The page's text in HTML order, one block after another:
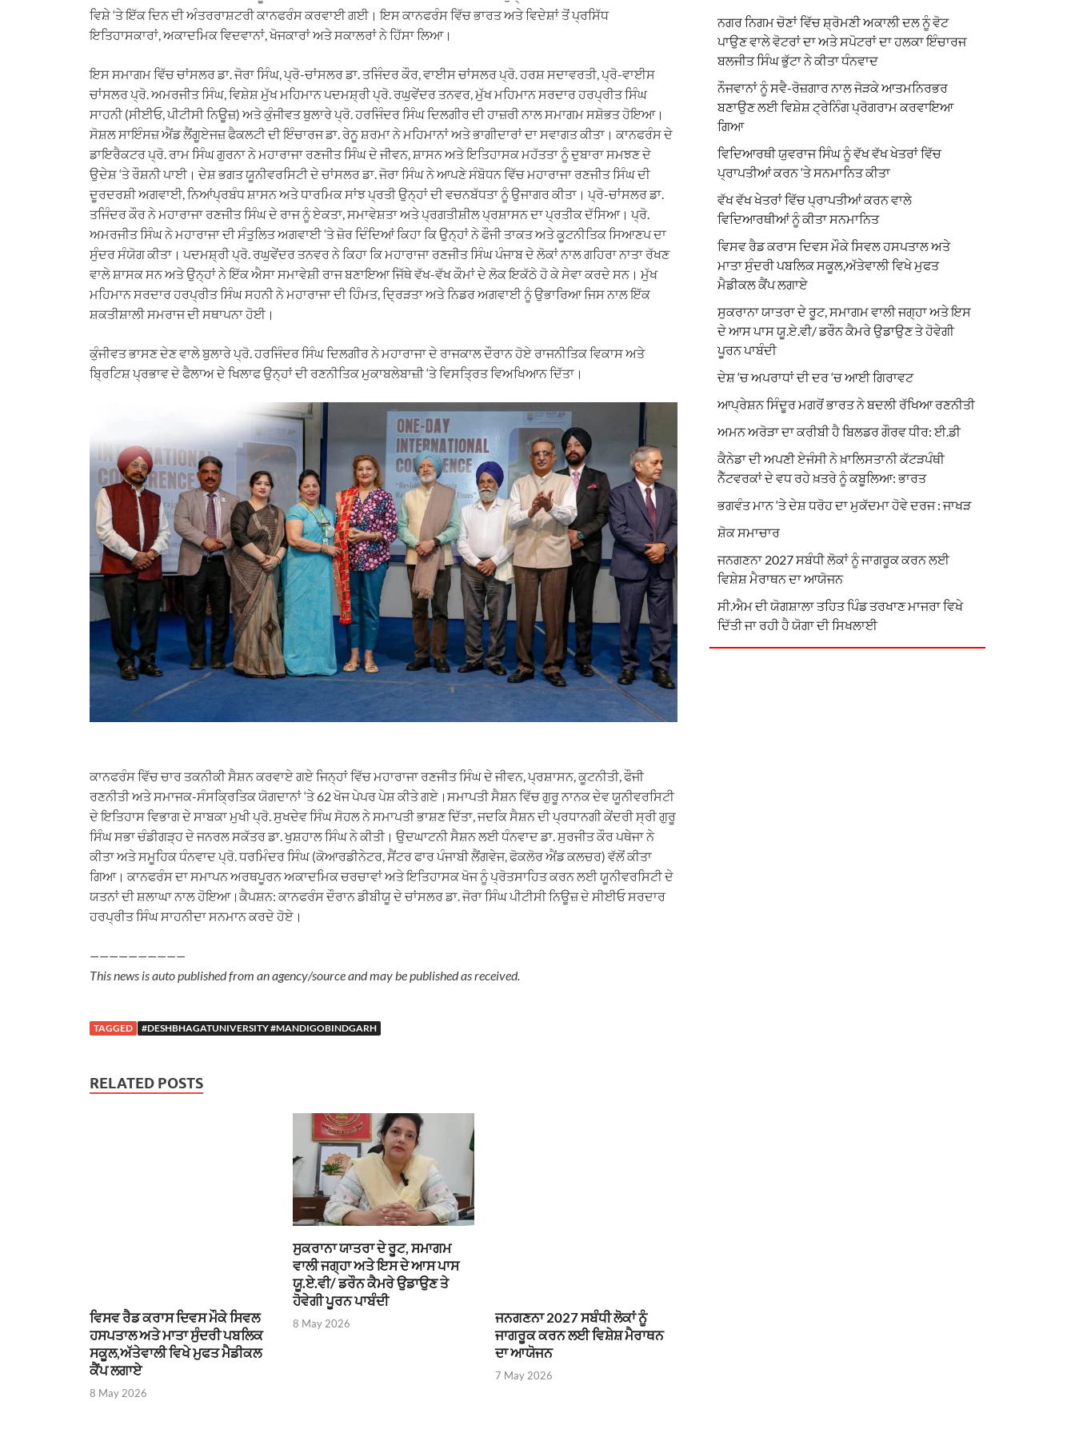
ਵਿਸ਼ੇ ‘ਤੇ ਇੱਕ ਦਿਨ ਦੀ ਅੰਤਰਰਾਸ਼ਟਰੀ ਕਾਨਫਰੰਸ ਕਰਵਾਈ ਗਈ। ਇਸ ਕਾਨਫਰੰਸ ਵਿੱਚ ਭਾਰਤ ਅਤੇ ਵਿਦੇਸ਼ਾਂ ਤੋਂ ਪ੍ਰਸਿੱਧ
ਇਤਿਹਾਸਕਾਰਾਂ, ਅਕਾਦਮਿਕ ਵਿਦਵਾਨਾਂ, ਖੋਜਕਾਰਾਂ ਅਤੇ ਸਕਾਲਰਾਂ ਨੇ ਹਿੱਸਾ ਲਿਆ।
ਇਸ ਸਮਾਗਮ ਵਿੱਚ ਚਾਂਸਲਰ ਡਾ. ਜੋਰਾ ਸਿੰਘ, ਪ੍ਰੋ-ਚਾਂਸਲਰ ਡਾ. ਤਜਿੰਦਰ ਕੌਰ, ਵਾਈਸ ਚਾਂਸਲਰ ਪ੍ਰੋ. ਹਰਸ਼ ਸਦਾਵਰਤੀ, ਪ੍ਰੋ-ਵਾਈਸ
ਚਾਂਸਲਰ ਪ੍ਰੋ. ਅਮਰਜੀਤ ਸਿੰਘ, ਵਿਸ਼ੇਸ਼ ਮੁੱਖ ਮਹਿਮਾਨ ਪਦਮਸ਼੍ਰੀ ਪ੍ਰੋ. ਰਘੁਵੇਂਦਰ ਤਨਵਰ, ਮੁੱਖ ਮਹਿਮਾਨ ਸਰਦਾਰ ਹਰਪ੍ਰੀਤ ਸਿੰਘ
ਸਾਹਨੀ (ਸੀਈਓ, ਪੀਟੀਸੀ ਨਿਊਜ਼) ਅਤੇ ਕੁੰਜੀਵਤ ਬੁਲਾਰੇ ਪ੍ਰੋ. ਹਰਜਿੰਦਰ ਸਿੰਘ ਦਿਲਗੀਰ ਦੀ ਹਾਜ਼ਰੀ ਨਾਲ ਸਮਾਗਮ ਸਸ਼ੋਭਤ ਹੋਇਆ।
ਸੋਸ਼ਲ ਸਾਇੰਸਜ਼ ਐਂਡ ਲੈਂਗੂਏਜਜ਼ ਫੈਕਲਟੀ ਦੀ ਇੰਚਾਰਜ ਡਾ. ਰੇਨੂ ਸ਼ਰਮਾ ਨੇ ਮਹਿਮਾਨਾਂ ਅਤੇ ਭਾਗੀਦਾਰਾਂ ਦਾ ਸਵਾਗਤ ਕੀਤਾ। ਕਾਨਫਰੰਸ ਦੇ
ਡਾਇਰੈਕਟਰ ਪ੍ਰੋ. ਰਾਮ ਸਿੰਘ ਗੁਰਨਾ ਨੇ ਮਹਾਰਾਜਾ ਰਣਜੀਤ ਸਿੰਘ ਦੇ ਜੀਵਨ, ਸ਼ਾਸਨ ਅਤੇ ਇਤਿਹਾਸਕ ਮਹੱਤਤਾ ਨੂੰ ਦੁਬਾਰਾ ਸਮਝਣ ਦੇ
ਉਦੇਸ਼ ‘ਤੇ ਰੌਸ਼ਨੀ ਪਾਈ। ਦੇਸ਼ ਭਗਤ ਯੂਨੀਵਰਸਿਟੀ ਦੇ ਚਾਂਸਲਰ ਡਾ. ਜੋਰਾ ਸਿੰਘ ਨੇ ਆਪਣੇ ਸੰਬੋਧਨ ਵਿੱਚ ਮਹਾਰਾਜਾ ਰਣਜੀਤ ਸਿੰਘ ਦੀ
ਦੂਰਦਰਸ਼ੀ ਅਗਵਾਈ, ਨਿਆਂਪ੍ਰਬੰਧ ਸ਼ਾਸਨ ਅਤੇ ਧਾਰਮਿਕ ਸਾਂਝ ਪ੍ਰਤੀ ਉਨ੍ਹਾਂ ਦੀ ਵਚਨਬੱਧਤਾ ਨੂੰ ਉਜਾਗਰ ਕੀਤਾ। ਪ੍ਰੋ-ਚਾਂਸਲਰ ਡਾ.
ਤਜਿੰਦਰ ਕੌਰ ਨੇ ਮਹਾਰਾਜਾ ਰਣਜੀਤ ਸਿੰਘ ਦੇ ਰਾਜ ਨੂੰ ਏਕਤਾ, ਸਮਾਵੇਸ਼ਤਾ ਅਤੇ ਪ੍ਰਗਤੀਸ਼ੀਲ ਪ੍ਰਸ਼ਾਸਨ ਦਾ ਪ੍ਰਤੀਕ ਦੱਸਿਆ। ਪ੍ਰੋ.
ਅਮਰਜੀਤ ਸਿੰਘ ਨੇ ਮਹਾਰਾਜਾ ਦੀ ਸੰਤੁਲਿਤ ਅਗਵਾਈ ‘ਤੇ ਜ਼ੋਰ ਦਿੰਦਿਆਂ ਕਿਹਾ ਕਿ ਉਨ੍ਹਾਂ ਨੇ ਫੌਜੀ ਤਾਕਤ ਅਤੇ ਕੂਟਨੀਤਿਕ ਸਿਆਣਪ ਦਾ
ਸੁੰਦਰ ਸੰਯੋਗ ਕੀਤਾ। ਪਦਮਸ਼੍ਰੀ ਪ੍ਰੋ. ਰਘੁਵੇਂਦਰ ਤਨਵਰ ਨੇ ਕਿਹਾ ਕਿ ਮਹਾਰਾਜਾ ਰਣਜੀਤ ਸਿੰਘ ਪੰਜਾਬ ਦੇ ਲੋਕਾਂ ਨਾਲ ਗਹਿਰਾ ਨਾਤਾ ਰੱਖਣ
ਵਾਲੇ ਸ਼ਾਸਕ ਸਨ ਅਤੇ ਉਨ੍ਹਾਂ ਨੇ ਇੱਕ ਐਸਾ ਸਮਾਵੇਸ਼ੀ ਰਾਜ ਬਣਾਇਆ ਜਿੱਥੇ ਵੱਖ-ਵੱਖ ਕੌਮਾਂ ਦੇ ਲੋਕ ਇਕੱਠੇ ਹੋ ਕੇ ਸੇਵਾ ਕਰਦੇ ਸਨ। ਮੁੱਖ
ਮਹਿਮਾਨ ਸਰਦਾਰ ਹਰਪ੍ਰੀਤ ਸਿੰਘ ਸਹਨੀ ਨੇ ਮਹਾਰਾਜਾ ਦੀ ਹਿੰਮਤ, ਦ੍ਰਿੜਤਾ ਅਤੇ ਨਿਡਰ ਅਗਵਾਈ ਨੂੰ ਉਭਾਰਿਆ ਜਿਸ ਨਾਲ ਇੱਕ
ਸ਼ਕਤੀਸ਼ਾਲੀ ਸਮਰਾਜ ਦੀ ਸਥਾਪਨਾ ਹੋਈ।
ਕੁੰਜੀਵਤ ਭਾਸਣ ਦੇਣ ਵਾਲੇ ਬੁਲਾਰੇ ਪ੍ਰੋ. ਹਰਜਿੰਦਰ ਸਿੰਘ ਦਿਲਗੀਰ ਨੇ ਮਹਾਰਾਜਾ ਦੇ ਰਾਜਕਾਲ ਦੌਰਾਨ ਹੋਏ ਰਾਜਨੀਤਿਕ ਵਿਕਾਸ ਅਤੇ
ਬ੍ਰਿਟਿਸ਼ ਪ੍ਰਭਾਵ ਦੇ ਫੈਲਾਅ ਦੇ ਖਿਲਾਫ ਉਨ੍ਹਾਂ ਦੀ ਰਣਨੀਤਿਕ ਮੁਕਾਬਲੇਬਾਜ਼ੀ ‘ਤੇ ਵਿਸਤ੍ਰਿਤ ਵਿਅਖਿਆਨ ਦਿੱਤਾ।
ਕਾਨਫਰੰਸ ਵਿੱਚ ਚਾਰ ਤਕਨੀਕੀ ਸੈਸ਼ਨ ਕਰਵਾਏ ਗਏ ਜਿਨ੍ਹਾਂ ਵਿੱਚ ਮਹਾਰਾਜਾ ਰਣਜੀਤ ਸਿੰਘ ਦੇ ਜੀਵਨ, ਪ੍ਰਸ਼ਾਸਨ, ਕੂਟਨੀਤੀ, ਫੌਜੀ
ਰਣਨੀਤੀ ਅਤੇ ਸਮਾਜਕ-ਸੰਸਕ੍ਰਿਤਿਕ ਯੋਗਦਾਨਾਂ ‘ਤੇ 62 ਖੋਜ ਪੇਪਰ ਪੇਸ਼ ਕੀਤੇ ਗਏ।ਸਮਾਪਤੀ ਸੈਸ਼ਨ ਵਿੱਚ ਗੁਰੂ ਨਾਨਕ ਦੇਵ ਯੂਨੀਵਰਸਿਟੀ
ਦੇ ਇਤਿਹਾਸ ਵਿਭਾਗ ਦੇ ਸਾਬਕਾ ਮੁਖੀ ਪ੍ਰੋ. ਸੁਖਦੇਵ ਸਿੰਘ ਸੋਹਲ ਨੇ ਸਮਾਪਤੀ ਭਾਸ਼ਣ ਦਿੱਤਾ, ਜਦਕਿ ਸੈਸ਼ਨ ਦੀ ਪ੍ਰਧਾਨਗੀ ਕੇਂਦਰੀ ਸ੍ਰੀ ਗੁਰੂ
ਸਿੰਘ ਸਭਾ ਚੰਡੀਗੜ੍ਹ ਦੇ ਜਨਰਲ ਸਕੱਤਰ ਡਾ. ਖੁਸ਼ਹਾਲ ਸਿੰਘ ਨੇ ਕੀਤੀ। ਉਦਘਾਟਨੀ ਸੈਸ਼ਨ ਲਈ ਧੰਨਵਾਦ ਡਾ. ਸੁਰਜੀਤ ਕੌਰ ਪਥੇਜਾ ਨੇ
ਕੀਤਾ ਅਤੇ ਸਮੂਹਿਕ ਧੰਨਵਾਦ ਪ੍ਰੋ. ਧਰਮਿੰਦਰ ਸਿੰਘ (ਕੋਆਰਡੀਨੇਟਰ, ਸੈਂਟਰ ਫਾਰ ਪੰਜਾਬੀ ਲੈਂਗਵੇਜ, ਫੋਕਲੋਰ ਐਂਡ ਕਲਚਰ) ਵੱਲੋਂ ਕੀਤਾ
ਗਿਆ। ਕਾਨਫਰੰਸ ਦਾ ਸਮਾਪਨ ਅਰਥਪੂਰਨ ਅਕਾਦਮਿਕ ਚਰਚਾਵਾਂ ਅਤੇ ਇਤਿਹਾਸਕ ਖੋਜ ਨੂੰ ਪ੍ਰੋਤਸਾਹਿਤ ਕਰਨ ਲਈ ਯੂਨੀਵਰਸਿਟੀ ਦੇ
ਯਤਨਾਂ ਦੀ ਸ਼ਲਾਘਾ ਨਾਲ ਹੋਇਆ।ਕੈਪਸ਼ਨ: ਕਾਨਫਰੰਸ ਦੌਰਾਨ ਡੀਬੀਯੂ ਦੇ ਚਾਂਸਲਰ ਡਾ. ਜੋਰਾ ਸਿੰਘ ਪੀਟੀਸੀ ਨਿਊਜ਼ ਦੇ ਸੀਈਓ ਸਰਦਾਰ
ਹਰਪ੍ਰੀਤ ਸਿੰਘ ਸਾਹਨੀਦਾ ਸਨਮਾਨ ਕਰਦੇ ਹੋਏ।
——————————
This news is auto published from an agency/source and may be published as received.
TAGGED #DESHBHAGATUNIVERSITY #MANDIGOBINDGARH
RELATED POSTS
ਵਿਸਵ ਰੈਡ ਕਰਾਸ ਦਿਵਸ ਮੌਕੇ ਸਿਵਲ
ਹਸਪਤਾਲ ਅਤੇ ਮਾਤਾ ਸੁੰਦਰੀ ਪਬਲਿਕ
ਸਕੂਲ,ਅੱਤੇਵਾਲੀ ਵਿਖੇ ਮੁਫਤ ਮੈਡੀਕਲ
ਕੈਂਪ ਲਗਾਏ
8 May 2026
ਸੁਕਰਾਨਾ ਯਾਤਰਾ ਦੇ ਰੂਟ, ਸਮਾਗਮ
ਵਾਲੀ ਜਗ੍ਹਾ ਅਤੇ ਇਸ ਦੇ ਆਸ ਪਾਸ
ਯੂ.ਏ.ਵੀ/ ਡਰੌਨ ਕੈਮਰੇ ਉਡਾਉਣ ਤੇ
ਹੋਵੇਗੀ ਪੂਰਨ ਪਾਬੰਦੀ
8 May 2026
ਜਨਗਣਨਾ 2027 ਸਬੰਧੀ ਲੋਕਾਂ ਨੂੰ
ਜਾਗਰੂਕ ਕਰਨ ਲਈ ਵਿਸ਼ੇਸ਼ ਮੈਰਾਥਨ
ਦਾ ਆਯੋਜਨ
7 May 2026
ਨਗਰ ਨਿਗਮ ਚੋਣਾਂ ਵਿੱਚ ਸ਼੍ਰੋਮਣੀ ਅਕਾਲੀ ਦਲ ਨੂੰ ਵੋਟ
ਪਾਉਣ ਵਾਲੇ ਵੋਟਰਾਂ ਦਾ ਅਤੇ ਸਪੋਟਰਾਂ ਦਾ ਹਲਕਾ ਇੰਚਾਰਜ
ਬਲਜੀਤ ਸਿੰਘ ਭੁੱਟਾ ਨੇ ਕੀਤਾ ਧੰਨਵਾਦ
ਨੌਜਵਾਨਾਂ ਨੂੰ ਸਵੈ-ਰੋਜ਼ਗਾਰ ਨਾਲ ਜੋੜਕੇ ਆਤਮਨਿਰਭਰ
ਬਣਾਉਣ ਲਈ ਵਿਸ਼ੇਸ਼ ਟ੍ਰੇਨਿੰਗ ਪ੍ਰੋਗਰਾਮ ਕਰਵਾਇਆ
ਗਿਆ
ਵਿਦਿਆਰਥੀ ਯੁਵਰਾਜ ਸਿੰਘ ਨੂੰ ਵੱਖ ਵੱਖ ਖੇਤਰਾਂ ਵਿੱਚ
ਪ੍ਰਾਪਤੀਆਂ ਕਰਨ ‘ਤੇ ਸਨਮਾਨਿਤ ਕੀਤਾ
ਵੱਖ ਵੱਖ ਖੇਤਰਾਂ ਵਿੱਚ ਪ੍ਰਾਪਤੀਆਂ ਕਰਨ ਵਾਲੇ
ਵਿਦਿਆਰਥੀਆਂ ਨੂੰ ਕੀਤਾ ਸਨਮਾਨਿਤ
ਵਿਸਵ ਰੈਡ ਕਰਾਸ ਦਿਵਸ ਮੌਕੇ ਸਿਵਲ ਹਸਪਤਾਲ ਅਤੇ
ਮਾਤਾ ਸੁੰਦਰੀ ਪਬਲਿਕ ਸਕੂਲ,ਅੱਤੇਵਾਲੀ ਵਿਖੇ ਮੁਫਤ
ਮੈਡੀਕਲ ਕੈਂਪ ਲਗਾਏ
ਸੁਕਰਾਨਾ ਯਾਤਰਾ ਦੇ ਰੂਟ, ਸਮਾਗਮ ਵਾਲੀ ਜਗ੍ਹਾ ਅਤੇ ਇਸ
ਦੇ ਆਸ ਪਾਸ ਯੂ.ਏ.ਵੀ/ ਡਰੌਨ ਕੈਮਰੇ ਉਡਾਉਣ ਤੇ ਹੋਵੇਗੀ
ਪੂਰਨ ਪਾਬੰਦੀ
ਦੇਸ਼ ‘ਚ ਅਪਰਾਧਾਂ ਦੀ ਦਰ ‘ਚ ਆਈ ਗਿਰਾਵਟ
ਆਪ੍ਰੇਸ਼ਨ ਸਿੰਦੂਰ ਮਗਰੋਂ ਭਾਰਤ ਨੇ ਬਦਲੀ ਰੱਖਿਆ ਰਣਨੀਤੀ
ਅਮਨ ਅਰੋੜਾ ਦਾ ਕਰੀਬੀ ਹੈ ਬਿਲਡਰ ਗੌਰਵ ਧੀਰ: ਈ.ਡੀ
ਕੈਨੇਡਾ ਦੀ ਅਪਣੀ ਏਜੰਸੀ ਨੇ ਖ਼ਾਲਿਸਤਾਨੀ ਕੱਟੜਪੰਥੀ
ਨੈੱਟਵਰਕਾਂ ਦੇ ਵਧ ਰਹੇ ਖ਼ਤਰੇ ਨੂੰ ਕਬੂਲਿਆ: ਭਾਰਤ
ਭਗਵੰਤ ਮਾਨ ‘ਤੇ ਦੇਸ਼ ਧਰੋਹ ਦਾ ਮੁਕੱਦਮਾ ਹੋਵੇ ਦਰਜ : ਜਾਖੜ
ਸ਼ੋਕ ਸਮਾਚਾਰ
ਜਨਗਣਨਾ 2027 ਸਬੰਧੀ ਲੋਕਾਂ ਨੂੰ ਜਾਗਰੂਕ ਕਰਨ ਲਈ
ਵਿਸ਼ੇਸ਼ ਮੈਰਾਥਨ ਦਾ ਆਯੋਜਨ
ਸੀ.ਐਮ ਦੀ ਯੋਗਸ਼ਾਲਾ ਤਹਿਤ ਪਿੰਡ ਤਰਖਾਣ ਮਾਜਰਾ ਵਿਖੇ
ਦਿੱਤੀ ਜਾ ਰਹੀ ਹੈ ਯੋਗਾ ਦੀ ਸਿਖਲਾਈ